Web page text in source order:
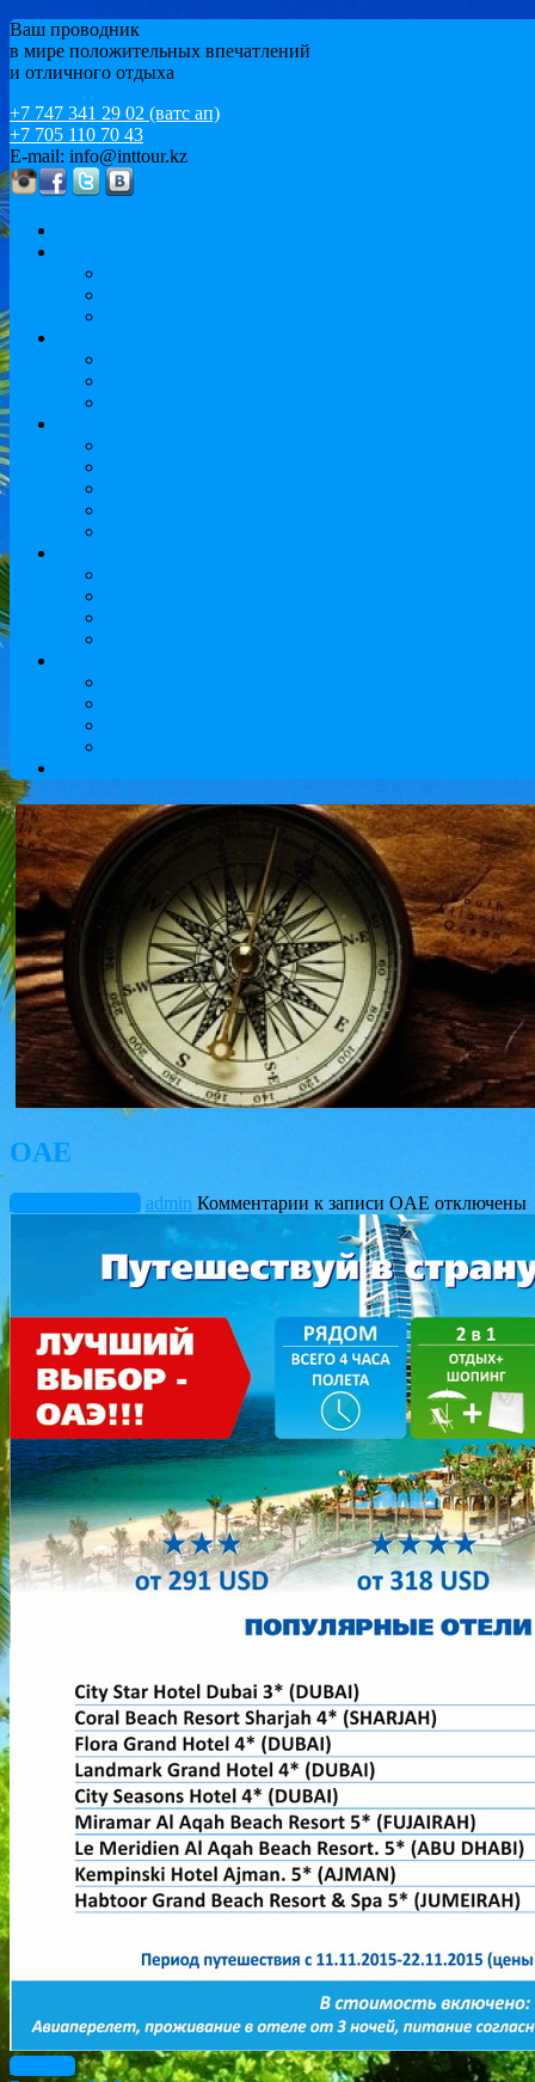
Ваш проводник
в мире положительных впечатлений
и отличного отдыха
+7 747 341 29 02 (ватс ап)
+7 705 110 70 43
E-mail: info@inttour.kz
OAE
Ноябрь 10, 2015 admin Комментарии к записи OAE отключены
Previous